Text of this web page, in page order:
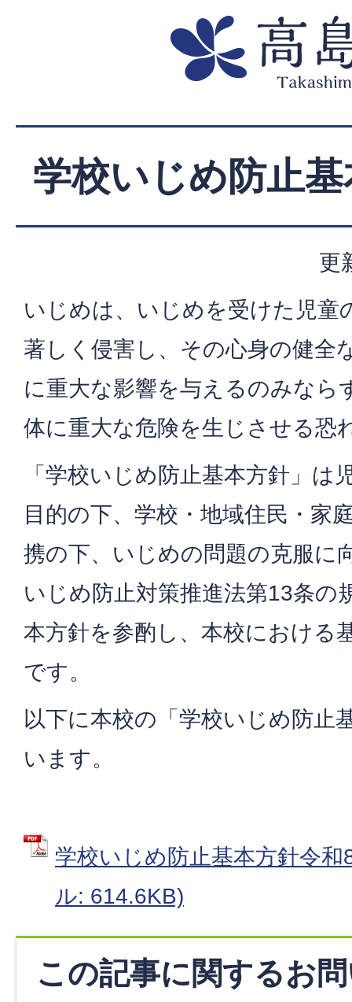
学校いじめ防止
更
いじめは、いじめを受けた児童
著しく侵害し、その心身の健全
に重大な影響を与えるのみなら
体に重大な危険を生じさせる恐
「学校いじめ防止基本方針」は
目的の下、学校・地域住民・家
携の下、いじめの問題の克服に
いじめ防止対策推進法第13条の
本方針を参酌し、本校における
です。
以下に本校の「学校いじめ防止
います。
学校いじめ防止基本方針令
ル: 614.6KB)
この記事に関するお